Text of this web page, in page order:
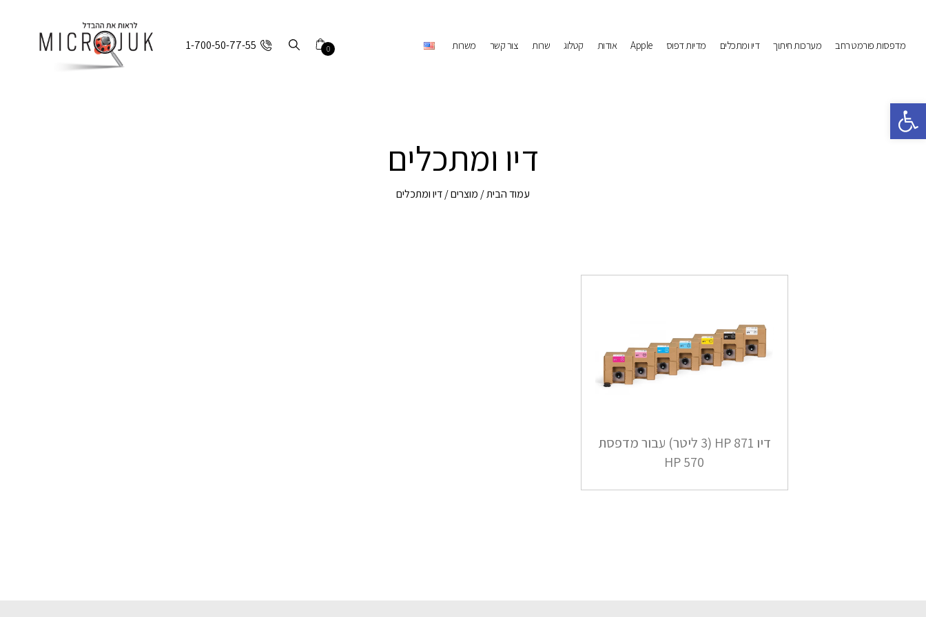
פתח סרגל נגישות
מדפסות פורמט רחב מערכות חיתוך דיו ומתכלים מדיות דפוס Apple אודות קטלוג שרות צור קשר משרות 0
1-700-50-77-55
דיו ומתכלים
עמוד הבית/ מוצרים/ דיו ומתכלים
דיו HP 871 (3 ליטר) עבור מדפסת
HP 570